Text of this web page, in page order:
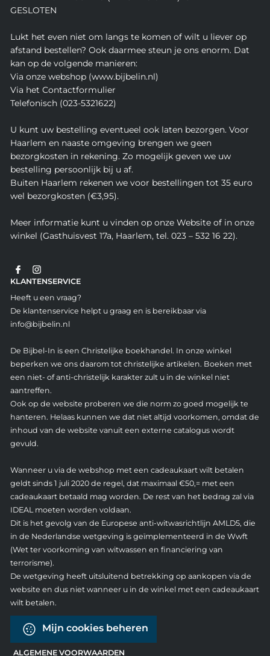
GESLOTEN
Lukt het even niet om langs te komen of wilt u liever op
afstand bestellen? Ook daarmee steun je ons enorm. Dat
kan op de volgende manieren:
Via onze webshop (www.bijbelin.nl)
Via het Contactformulier
Telefonisch (023-5321622)
U kunt uw bestelling eventueel ook laten bezorgen. Voor
Haarlem en naaste omgeving brengen we geen
bezorgkosten in rekening. Zo mogelijk geven we uw
bestelling persoonlijk bij u af.
Buiten Haarlem rekenen we voor bestellingen tot 35 euro
wel bezorgkosten (€3,95).
Meer informatie kunt u vinden op onze Website of in onze
winkel (Gasthuisvest 17a, Haarlem, tel. 023 – 532 16 22).
KLANTENSERVICE
Heeft u een vraag?
De klantenservice helpt u graag en is bereikbaar via
info@bijbelin.nl
De Bijbel-In is een Christelijke boekhandel. In onze winkel
beperken we ons daarom tot christelijke artikelen. Boeken met
een niet- of anti-christelijk karakter zult u in de winkel niet
aantreffen.
Ook op de website proberen we die norm zo goed mogelijk te
hanteren. Helaas kunnen we dat niet altijd voorkomen, omdat de
inhoud van de website vanuit een externe catalogus wordt
gevuld.
Wanneer u via de webshop met een cadeaukaart wilt betalen
geldt sinds 1 juli 2020 de regel, dat maximaal €50,= met een
cadeaukaart betaald mag worden. De rest van het bedrag zal via
IDEAL moeten worden voldaan.
Dit is het gevolg van de Europese anti-witwasrichtlijn AMLD5, die
in de Nederlandse wetgeving is geïmplementeerd in de Wwft
(Wet ter voorkoming van witwassen en financiering van
terrorisme).
De wetgeving heeft uitsluitend betrekking op aankopen via de
website en dus niet wanneer u in de winkel met een cadeaukaart
wilt betalen.
Mijn cookies beheren
ALGEMENE VOORWAARDEN